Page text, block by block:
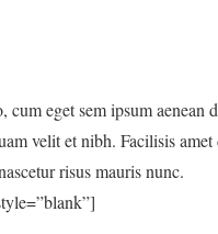
eget sem ipsum
velit et nibh. Facilisis
risus mauris nunc.